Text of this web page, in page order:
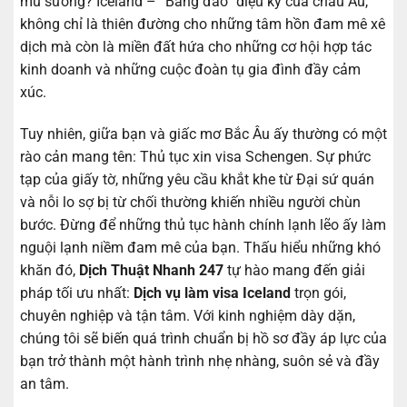
không chỉ là thiên đường cho những tâm hồn đam mê xê
dịch mà còn là miền đất hứa cho những cơ hội hợp tác
kinh doanh và những cuộc đoàn tụ gia đình đầy cảm
xúc.
Tuy nhiên, giữa bạn và giấc mơ Bắc Âu ấy thường có một
rào cản mang tên: Thủ tục xin visa Schengen. Sự phức
tạp của giấy tờ, những yêu cầu khắt khe từ Đại sứ quán
và nỗi lo sợ bị từ chối thường khiến nhiều người chùn
bước. Đừng để những thủ tục hành chính lạnh lẽo ấy làm
nguội lạnh niềm đam mê của bạn. Thấu hiểu những khó
khăn đó, Dịch Thuật Nhanh 247 tự hào mang đến giải
pháp tối ưu nhất: Dịch vụ làm visa Iceland trọn gói,
chuyên nghiệp và tận tâm. Với kinh nghiệm dày dặn,
chúng tôi sẽ biến quá trình chuẩn bị hồ sơ đầy áp lực của
bạn trở thành một hành trình nhẹ nhàng, suôn sẻ và đầy
an tâm.